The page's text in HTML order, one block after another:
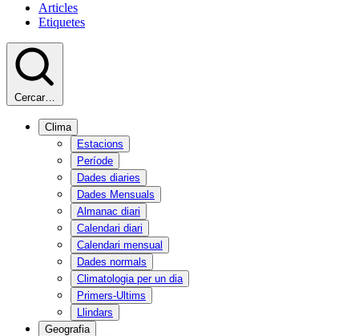
Articles
Etiquetes
Cercar…
Clima
Estacions
Període
Dades diaries
Dades Mensuals
Almanac diari
Calendari diari
Calendari mensual
Dades normals
Climatologia per un dia
Primers-Ultims
Llindars
Geografia